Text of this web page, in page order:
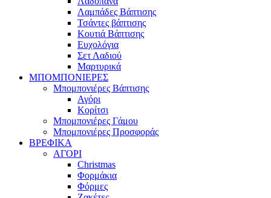
Λαμπάδες Βάπτισης
Τσάντες βάπτισης
Κουτιά Βάπτισης
Ευχολόγια
Σετ Λαδιού
Μαρτυρικά
ΜΠΟΜΠΟΝΙΕΡΕΣ
Μπομπονιέρες Βάπτισης
Αγόρι
Κορίτσι
Μπομπονιέρες Γάμου
Μπομπονιέρες Προσφοράς
ΒΡΕΦΙΚΑ
ΑΓΟΡΙ
Christmas
Φορμάκια
Φόρμες